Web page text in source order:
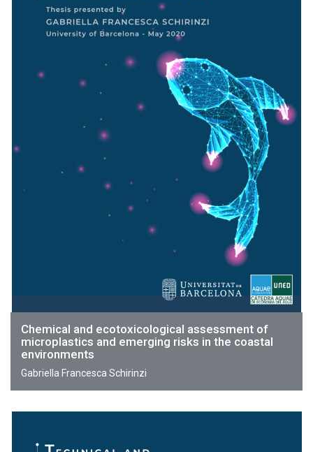
Chemical and ecotoxicological assessment of
microplastics and emerging risks in the coastal
environments
Gabriella Francesca Schirinzi